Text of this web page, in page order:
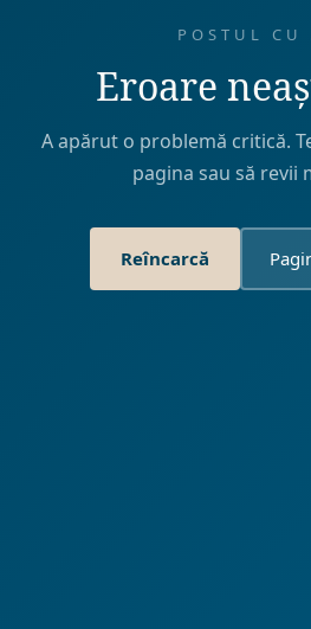
POSTUL CU
Eroare
A apărut o problemă critică.
pagina sau să revii
Reîncarcă